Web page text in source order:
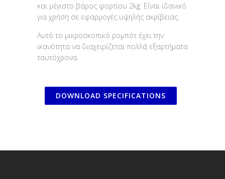
και μέγιστο βάρος φορτίου 2kg. Είναι ιδανικό
για χρήση σε εφαρμογές υψηλής ακρίβειας.
Αυτό το μικροσκοπικό ρομπότ έχει την
ικανότητα να διαχειρίζεται πολλά εξαρτήματα
ταυτόχρονα.
DOWNLOAD SPECIFICATIONS